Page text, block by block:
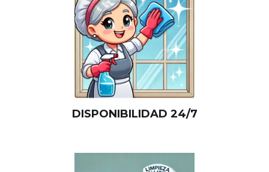
DISPONIBILIDAD 24/7